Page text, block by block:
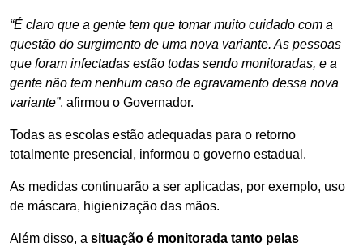
“É claro que a gente tem que tomar muito cuidado com a
questão do surgimento de uma nova variante. As pessoas
que foram infectadas estão todas sendo monitoradas, e a
gente não tem nenhum caso de agravamento dessa nova
variante”, afirmou o Governador.
Todas as escolas estão adequadas para o retorno
totalmente presencial, informou o governo estadual.
As medidas continuarão a ser aplicadas, por exemplo, uso
de máscara, higienização das mãos.
Além disso, a situação é monitorada tanto pelas